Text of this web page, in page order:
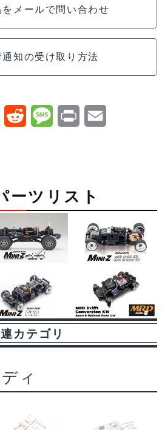
をメールで問い合わせ
通知の受け取り方法
B
s
k
y
R M
a
e
P
ーツリスト
カテゴリ
ィ